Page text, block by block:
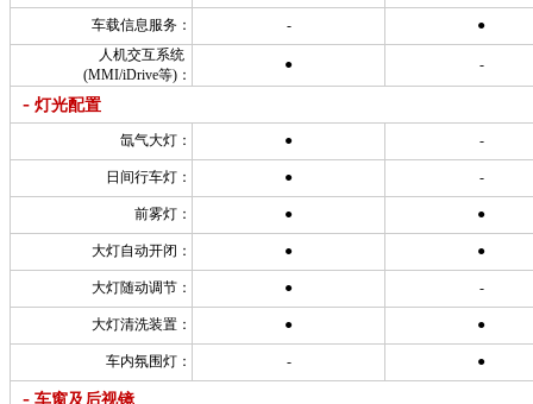
车载信息服务： -
●
人机交互系统
(MMI/iDrive等)：
● -
- 灯光配置
氙气大灯： ● -
日间行车灯： ● -
前雾灯： ● ●
大灯自动开闭： ● ●
大灯随动调节： ● -
大灯清洗装置： ● ●
车内氛围灯： - ●
- 车窗及后视镜